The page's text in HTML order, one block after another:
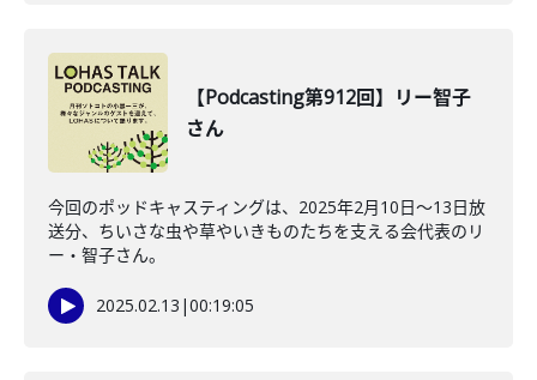
【Podcasting第912回】リー智子
さん
今回のポッドキャスティングは、2025年2月10日～13日放
送分、ちいさな虫や草やいきものたちを支える会代表のリ
ー・智子さん。
2025.02.13 |00:19:05